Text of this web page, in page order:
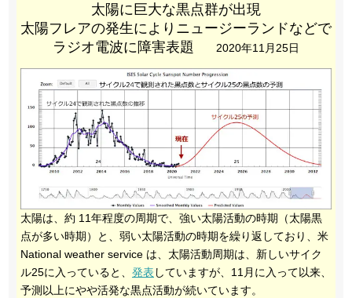
太陽に巨大な黒点群が出現
太陽フレアの発生によりニュージーランドなどで
ラジオ電波に障害表題
2020年11月25日
太陽は、約 11年程度の周期で、強い太陽活動の時期（太陽黒
点が多い時期）と、弱い太陽活動の時期を繰り返しており、米
National weather service は、太陽活動周期は、新しいサイク
ル25に入っていると、 発表 していますが、11月に入って以来、
予測以上にやや活発な黒点活動が続いています。